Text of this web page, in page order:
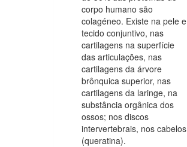
corpo humano são
colagéneo. Existe na pele e
tecido conjuntivo, nas
cartilagens na superfície
das articulações, nas
cartilagens da árvore
brônquica superior, nas
cartilagens da laringe, na
substância orgânica dos
ossos; nos discos
intervertebrais, nos cabelos
(queratina).